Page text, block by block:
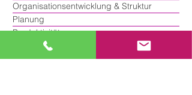
Organisationsentwicklung & Struktur
Planung
Produktivität
Projekt-Controlling
Projekt-Management